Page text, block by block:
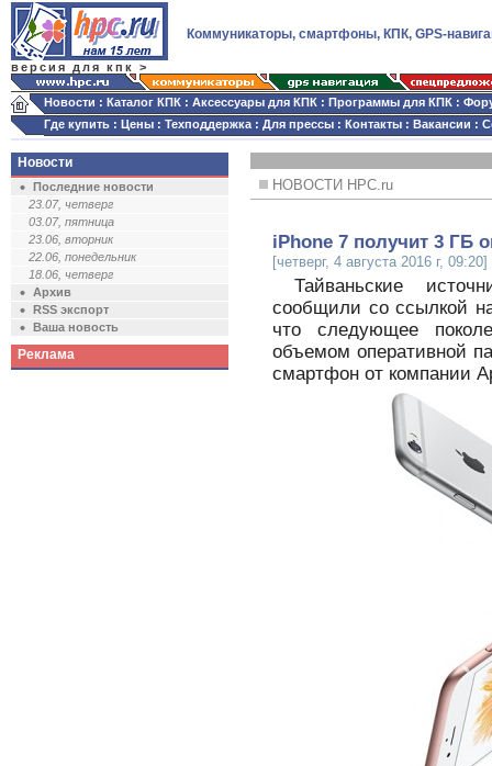
версия для кпк >
Коммуникаторы, смартфоны, КПК, GPS-
Новости : Каталог КПК : Аксессуары для КПК : Программы для КПК :
Где купить : Цены : Техподдержка : Для прессы : Контакты : Вакансии :
Новости
Последние новости
23.07, четверг
03.07, пятница
23.06, вторник
22.06, понедельник
18.06, четверг
Архив
RSS экспорт
Ваша новость
Реклама
НОВОСТИ HPC.ru
iPhone 7 получит 3 ГБ
[четверг, 4 августа 2016 г, 09:20]
Тайваньские
сообщили со ссылкой
что следующее
объемом оперативной
смартфон от компании